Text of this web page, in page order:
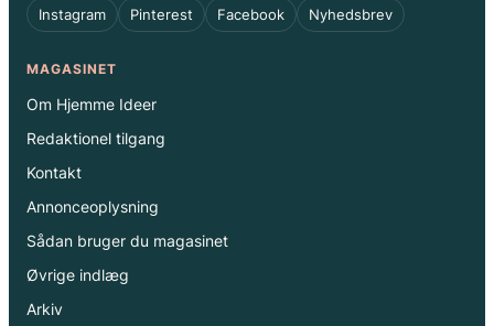
Instagram Pinterest Facebook Nyhedsbrev
MAGASINET
Om Hjemme Ideer
Redaktionel tilgang
Kontakt
Annonceoplysning
Sådan bruger du magasinet
Øvrige indlæg
Arkiv